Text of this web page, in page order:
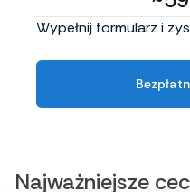
Wypełnij formularz i
Najważniejsze